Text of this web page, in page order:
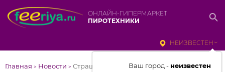
ОНЛАЙН-ГИПЕРМАРКЕТ
ПИРОТЕХНИКИ
НЕИЗВЕСТЕН
Ваш город - неизвестен
Главная > Новости > Страшные скидки в Хэллоуин